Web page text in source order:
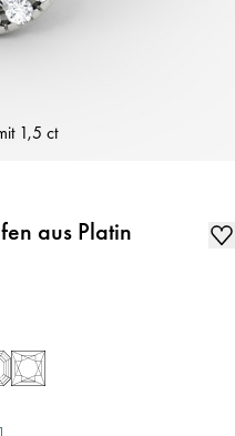
1,5 ct
aus Platin